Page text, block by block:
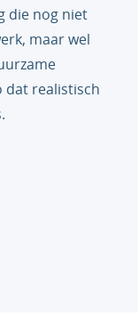
die nog niet
maar wel
dat realistisch